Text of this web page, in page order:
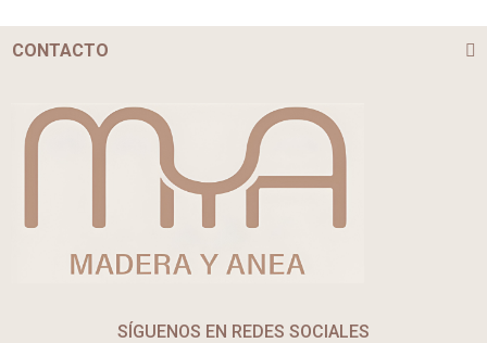
CONTACTO
SÍGUENOS EN REDES SOCIALES